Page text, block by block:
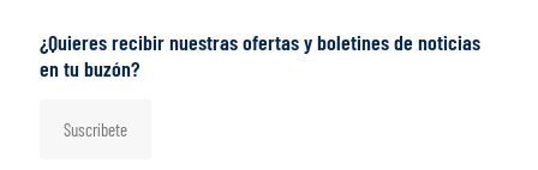
¿Quieres recibir nuestras ofertas y boletines de noticias
en tu buzón?
Suscríbete